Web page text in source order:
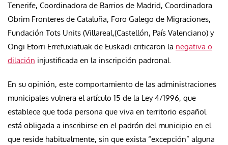
Tenerife, Coordinadora de Barrios de Madrid, Coordinadora
Obrim Fronteres de Cataluña, Foro Galego de Migraciones,
Fundación Tots Units (Villareal,(Castellón, País Valenciano) y
Ongi Etorri Errefuxiatuak de Euskadi criticaron la negativa o
dilación injustificada en la inscripción padronal.
En su opinión, este comportamiento de las administraciones
municipales vulnera el artículo 15 de la Ley 4/1996, que
establece que toda persona que viva en territorio español
está obligada a inscribirse en el padrón del municipio en el
que reside habitualmente, sin que exista “excepción” alguna